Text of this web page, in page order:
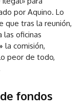
por Aquino. Lo
que tras la reunión,
las oficinas
la comisión,
peor de todo,
fondos